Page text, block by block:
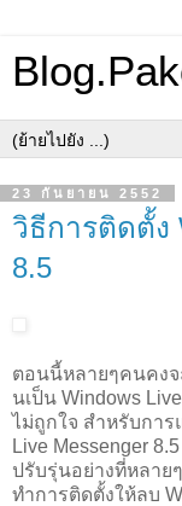
23 กันยายน 2552
วิธีการติดตั้ง
8.5
ตอนนี้หลายๆคนคงจ
นเป็น Windows
ไม่ถูกใจ สำหรับกา
Live Messenger
ปรับรุ่นอย่างที่หลา
ทำการติดตั้งให้ลบ